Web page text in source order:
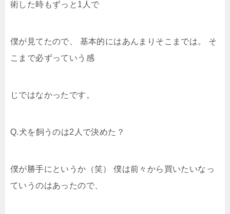
術した時もずっと1人で
僕が見てたので、 基本的にはあんまりそこまでは。 そ
こまで必ずっていう感
じではなかったです。
Q.犬を飼うのは2人で決めた？
僕が勝手にというか（笑） 僕は前々から買いたいなっ
ていうのはあったので、